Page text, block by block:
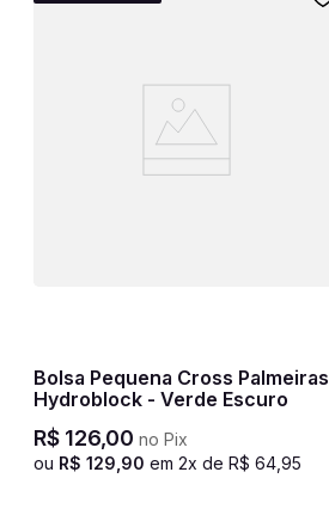
Bolsa Pequena Cross Palmeiras
Hydroblock - Verde Escuro
R$ 126,00 no Pix
ou R$ 129 90 em 2x de R$ 64, 95